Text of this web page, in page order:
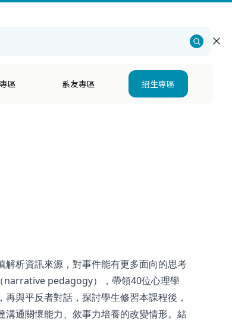
區 系友專區 招生專區
English
析資訊來源，對事件能有更多面向的思考
narrative pedagogy），帶領40位心理學
與平反者對話，探討學生修習本課程後，
通關懷能力、敘事力培養的改變情形。結